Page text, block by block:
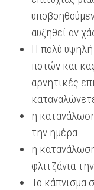
αυξηθεί αν
Η πολύ
ποτών και
αρνητικές
η
την ημέρα.
η
φλιτζάνια
Το κάπνισμα